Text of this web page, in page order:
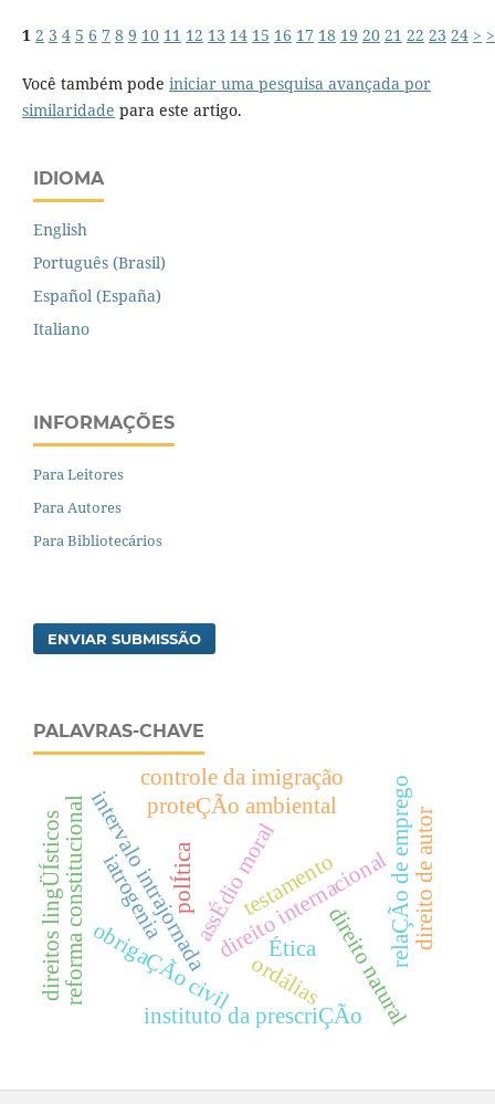
1 2 3 4 5 6 7 8 9 10 11 12 13 14 15 16 17 18 19 20 21 22 23 24 >
Você também pode iniciar uma pesquisa avançada por
similaridade para este artigo.
IDIOMA
English
Português (Brasil)
Español (España)
Italiano
INFORMAÇÕES
Para Leitores
Para Autores
Para Bibliotecários
ENVIAR SUBMISSÃO
PALAVRAS-CHAVE
assÉdio moral
intervalo intrajornadadireito internacional
reforma constitucional relaÇÃo de emprego
obrigaÇÃo civil
proteÇÃo ambiental
direito natural
testamento
direitos lingÜÍsticos
instituto da prescriÇÃo
direito de autor
polÍtica
controle da imigração
iatrogenia
Ética
ordálias